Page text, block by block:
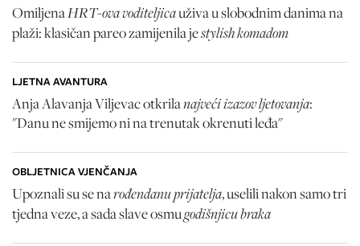
OmiljenaHRT-ova voditeljicauživa u slobodnim danima na
plaži: klasičan pareo zamijenila jestylish komadom
LJETNA AVANTURA
Anja Alavanja Viljevac otkrilanajveći izazov ljetovanja:
"Danu ne smijemo ni na trenutak okrenuti leđa"
OBLJETNICA VJENČANJA
Upoznali su se narođendanu prijatelja, uselili nakon samo tri
tjedna veze, a sada slave osmugodišnjicu braka